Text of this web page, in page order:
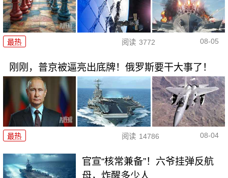
最热 阅读 3772 08-05
刚刚，普京被逼亮出底牌！俄罗斯要干大事了！
最热 阅读 14786 08-04
官宣“核常兼备”！六爷挂弹反航
母，炸醒多少人